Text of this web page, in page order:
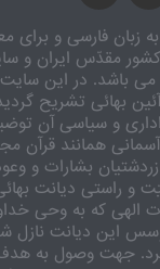
زبان فارسی و برای
مقدّس ایران و
می باشد. در این
بهائی تشریح
اداری و سیاسی آن
همانند قرآن
بشارات و
و راستی دیانت
الهی که به وحی
این دیانت نازل
جهت وصول به